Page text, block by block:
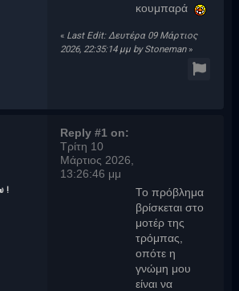
κουμπαρά
« Last Edit: Δευτέρα 09 Μάρτιος
2026, 22:35:14 μμ by Stoneman»
!
Reply #1 on:
Τρίτη 10
Μάρτιος 2026,
13:26:46 μμ
Το πρόβλημα
βρίσκεται στο
μοτέρ της
τρόμπας,
οπότε η
γνώμη μου
είναι να